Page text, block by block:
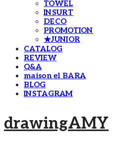
TOWEL
INSURT
DECO
PROMOTION
★JUNIOR
CATALOG
REVIEW
Q&A
maison el BARA
BLOG
INSTAGRAM
drawingAMY